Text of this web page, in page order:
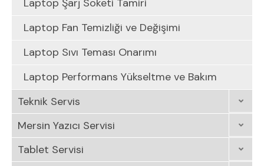
Laptop Şarj Soketi Tamiri
Laptop Fan Temizliği ve Değişimi
Laptop Sıvı Teması Onarımı
Laptop Performans Yükseltme ve Bakım
Teknik Servis
Mersin Yazıcı Servisi
Tablet Servisi